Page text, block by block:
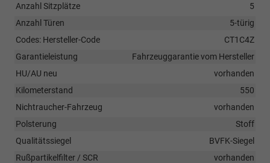
Anzahl Sitzplätze
5
Anzahl Türen
5-türig
Codes: Hersteller-Code
CT1C4Z
Garantieleistung
Fahrzeuggarantie vom Hersteller
HU/AU neu
vorhanden
Kilometerstand
550
Nichtraucher-Fahrzeug
vorhanden
Polsterung
Stoff
Qualitätssiegel
BVFK-Siegel
Rußpartikelfilter / SCR
vorhanden